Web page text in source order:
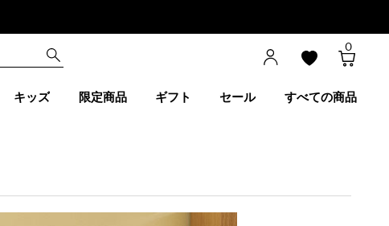
0
キッズ 限定商品 ギフト セール すべての商品